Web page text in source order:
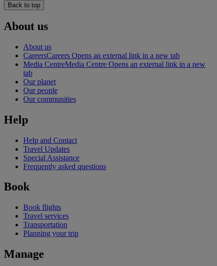
Back to top
About us
About us
CareersCareers Opens an external link in a new tab
Media CentreMedia Centre Opens an external link in a new
tab
Our planet
Our people
Our communities
Help
Help and Contact
Travel Updates
Special Assistance
Frequently asked questions
Book
Book flights
Travel services
Transportation
Planning your trip
Manage